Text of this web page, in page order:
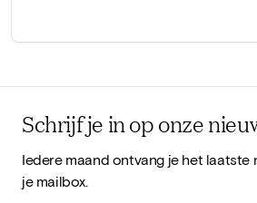
Schrijf je in op onze
Iedere maand ontvang je het laatste
je mailbox.